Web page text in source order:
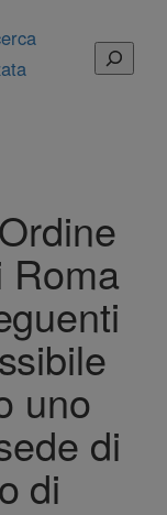
Cerca
Roma
uno
di
di